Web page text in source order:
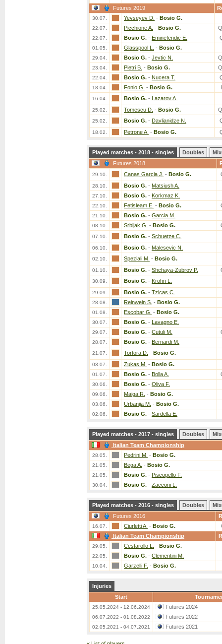
Futures 2019
30.07. Yevseyev D. - Bosio G.
22.07. Picchione A. - Bosio G.
22.07. Bosio G. - Eminefendic E.
01.05. Glasspool L. - Bosio G.
29.04. Bosio G. - Jevtic N.
23.04. Pietri B. - Bosio G.
22.04. Bosio G. - Nucera T.
18.04. Fonio G. - Bosio G.
16.04. Bosio G. - Lazarov A.
25.02. Tomescu D. - Bosio G.
25.02. Bosio G. - Davlianidze N.
18.02. Petrone A. - Bosio G.
Played matches - 2018 - singles Doubles
Futures 2018
29.10. Canas Garcia J. - Bosio G.
28.10. Bosio G. - Matsiush A.
27.10. Bosio G. - Korkmaz K.
22.10. Fetisleam E. - Bosio G.
21.10. Bosio G. - Garcia M.
08.10. Srbljak G. - Bosio G.
07.10. Bosio G. - Schuetze C.
06.10. Bosio G. - Malesevic N.
02.10. Speziali M. - Bosio G.
01.10. Bosio G. - Shchaya-Zubrov P.
30.09. Bosio G. - Krohn L.
29.09. Bosio G. - Tzicas C.
28.08. Reinwein S. - Bosio G.
01.08. Escobar G. - Bosio G.
30.07. Bosio G. - Lavagno E.
29.07. Bosio G. - Cutuli M.
28.07. Bosio G. - Bernardi M.
21.07. Tortora D. - Bosio G.
03.07. Zukas M. - Bosio G.
01.07. Bosio G. - Bolla A.
30.06. Bosio G. - Oliva F.
09.06. Maiga R. - Bosio G.
03.06. Urbanija M. - Bosio G.
02.06. Bosio G. - Sardella E.
Played matches - 2017 - singles Doubles
Italian Team Championship
28.05. Pedrini M. - Bosio G.
21.05. Bega A. - Bosio G.
21.05. Bosio G. - Piscopello F.
30.04. Bosio G. - Zacconi L.
Played matches - 2016 - singles Doubles
Futures 2016
16.07. Ciurletti A. - Bosio G.
Italian Team Championship
29.05. Cestarollo L. - Bosio G.
22.05. Bosio G. - Clementini M.
10.04. Garzelli F. - Bosio G.
Injuries
Start
25.05.2024 - 12.06.2024 Futures 2024
06.07.2022 - 01.08.2022 Futures 2022
02.05.2021 - 04.07.2021 Futures 2021